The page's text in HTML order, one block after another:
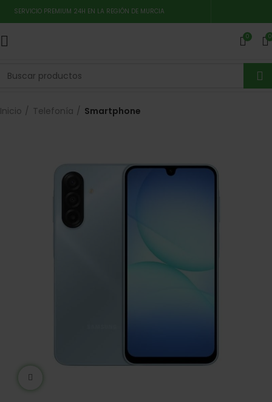
SERVICIO PREMIUM 24H EN LA REGIÓN DE MURCIA
0 0
Inicio Telefonía Smartphone